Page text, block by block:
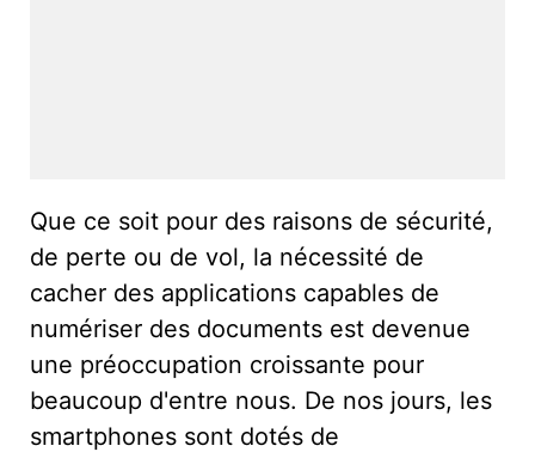
Que ce soit pour des raisons de sécurité,
de perte ou de vol, la nécessité de
cacher des applications capables de
numériser des documents est devenue
une préoccupation croissante pour
beaucoup d'entre nous. De nos jours, les
smartphones sont dotés de